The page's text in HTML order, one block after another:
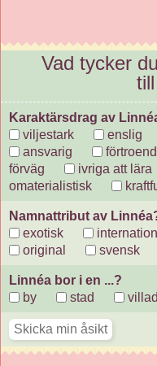
Vad tycker
Karaktärsdrag av
viljestark
enslig
ansvarig
förväg
ivriga att lära
omaterialistisk
Namnattribut av
exotisk
original
svensk
Linnéa bor i en ...?
by
stad